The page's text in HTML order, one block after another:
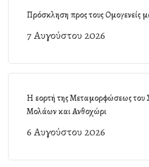
Πρόσκληση προς τους Ομογενείς
7 Αυγούστου 2026
Η εορτή της Μεταμορφώσεως
Μολάων και Ανθοχώρι
6 Αυγούστου 2026